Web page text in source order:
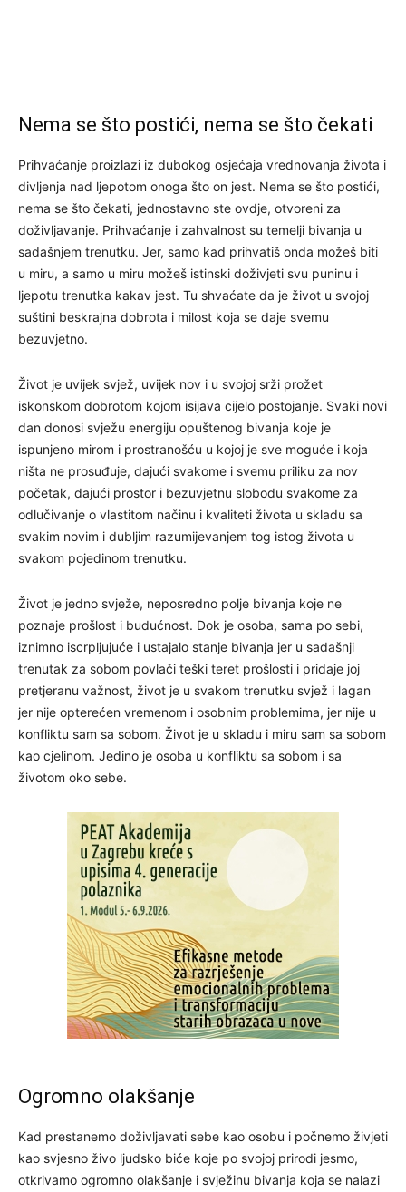
Nema se što postići, nema se što čekati
Prihvaćanje proizlazi iz dubokog osjećaja vrednovanja života i
divljenja nad ljepotom onoga što on jest. Nema se što postići,
nema se što čekati, jednostavno ste ovdje, otvoreni za
doživljavanje. Prihvaćanje i zahvalnost su temelji bivanja u
sadašnjem trenutku. Jer, samo kad prihvatiš onda možeš biti
u miru, a samo u miru možeš istinski doživjeti svu puninu i
ljepotu trenutka kakav jest. Tu shvaćate da je život u svojoj
suštini beskrajna dobrota i milost koja se daje svemu
bezuvjetno.
Život je uvijek svjež, uvijek nov i u svojoj srži prožet
iskonskom dobrotom kojom isijava cijelo postojanje. Svaki novi
dan donosi svježu energiju opuštenog bivanja koje je
ispunjeno mirom i prostranošću u kojoj je sve moguće i koja
ništa ne prosuđuje, dajući svakome i svemu priliku za nov
početak, dajući prostor i bezuvjetnu slobodu svakome za
odlučivanje o vlastitom načinu i kvaliteti života u skladu sa
svakim novim i dubljim razumijevanjem tog istog života u
svakom pojedinom trenutku.
Život je jedno svježe, neposredno polje bivanja koje ne
poznaje prošlost i budućnost. Dok je osoba, sama po sebi,
iznimno iscrpljujuće i ustajalo stanje bivanja jer u sadašnji
trenutak za sobom povlači teški teret prošlosti i pridaje joj
pretjeranu važnost, život je u svakom trenutku svjež i lagan
jer nije opterećen vremenom i osobnim problemima, jer nije u
konfliktu sam sa sobom. Život je u skladu i miru sam sa sobom
kao cjelinom. Jedino je osoba u konfliktu sa sobom i sa
životom oko sebe.
Ogromno olakšanje
Kad prestanemo doživljavati sebe kao osobu i počnemo živjeti
kao svjesno živo ljudsko biće koje po svojoj prirodi jesmo,
otkrivamo ogromno olakšanje i svježinu bivanja koja se nalazi